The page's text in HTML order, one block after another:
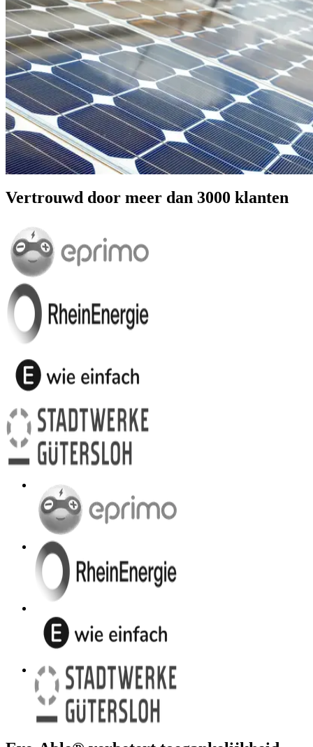
Vertrouwd door meer dan 3000 klanten